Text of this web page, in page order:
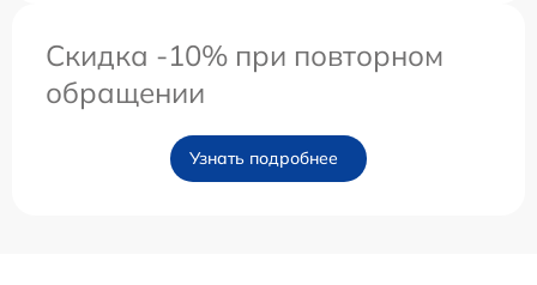
Скидка -10% при повторном
обращении
Узнать подробнее